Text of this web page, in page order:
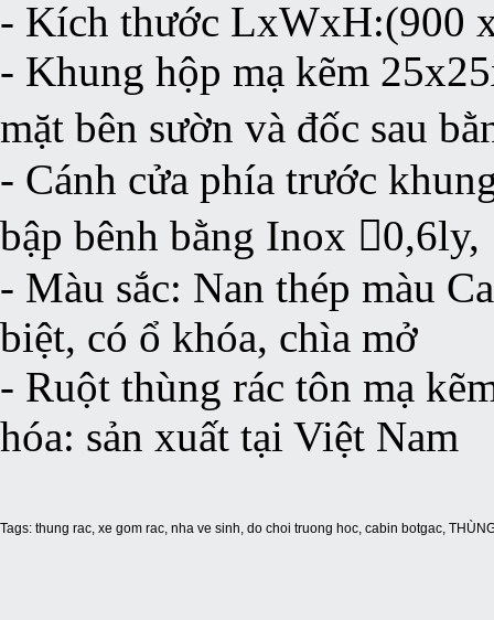
- Kích thước LxWxH:(900
- Khung hộp mạ kẽm
mặt bên sườn và đốc sau
- Cánh cửa phía trước
bập bênh bằng Inox 0,6ly,
- Màu sắc: Nan thép màu
biệt, có ổ khóa, chìa mở
- Ruột thùng rác tôn mạ
hóa: sản xuất tại Việt Nam
Tags: thung rac, xe gom rac, nha ve sinh, do choi truong hoc, cabin botgac,